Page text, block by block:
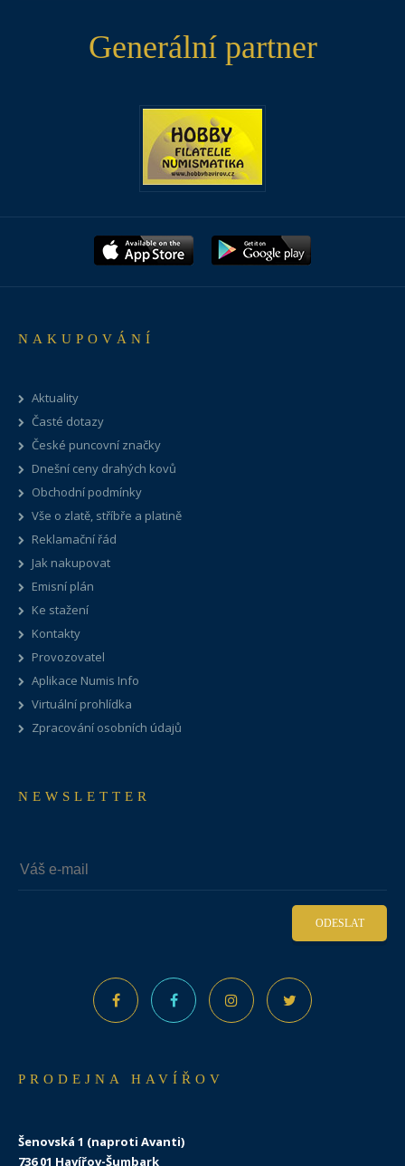
Generální partner
NAKUPOVÁNÍ
Aktuality
Časté dotazy
České puncovní značky
Dnešní ceny drahých kovů
Obchodní podmínky
Vše o zlatě, stříbře a platině
Reklamační řád
Jak nakupovat
Emisní plán
Ke stažení
Kontakty
Provozovatel
Aplikace Numis Info
Virtuální prohlídka
Zpracování osobních údajů
NEWSLETTER
ODESLAT
PRODEJNA HAVÍŘOV
Šenovská 1 (naproti Avanti)
736 01 Havířov-Šumbark